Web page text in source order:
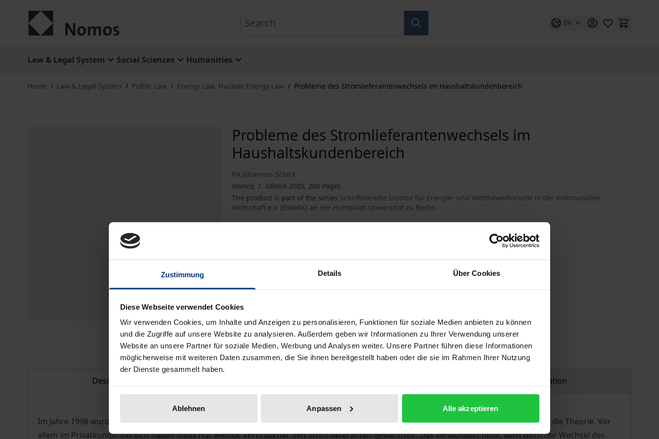
Zustimmung Details Über Cookies
Diese Webseite verwendet Cookies
Wir verwenden Cookies, um Inhalte und Anzeigen zu personalisieren, Funktionen für soziale Medien anbieten zu können
und die Zugriffe auf unsere Website zu analysieren. Außerdem geben wir Informationen zu Ihrer Verwendung unserer
Website an unsere Partner für soziale Medien, Werbung und Analysen weiter. Unsere Partner führen diese Informationen
möglicherweise mit weiteren Daten zusammen, die Sie ihnen bereitgestellt haben oder die sie im Rahmen Ihrer Nutzung
der Dienste gesammelt haben.
Ablehnen Anpassen Alle akzeptieren
EN
Law & Legal System Social Sciences Humanities
Home / Law & Legal System / Public Law / Energy Law, Nuclear Energy Law / Probleme des Stromlieferantenwechsels im Haushaltskundenbereich
Probleme des Stromlieferantenwechsels im
Haushaltskundenbereich
RA Johannes Schick
Nomos, 1. Edition 2005, 206 Pages
The product is part of the series Schriftenreihe Institut für Energie- und Wettbewerbsrecht in der Kommunalen
Wirtschaft e.V. (EWeRK) an der Humboldt-Universität zu Berlin
Delivery cost notice
Description Product safety information
Im Jahre 1998 wurde der deutsche Strommarkt liberalisiert. Seitdem kann jeder Stromkunde seinen Lieferanten frei wählen – so jedenfalls die Theorie. Vor
allem im Privatkundenbereich haben indes nur wenige Verbraucher den Stromlieferanten gewechselt. Das verwundert nicht, wirft doch der Wechsel des